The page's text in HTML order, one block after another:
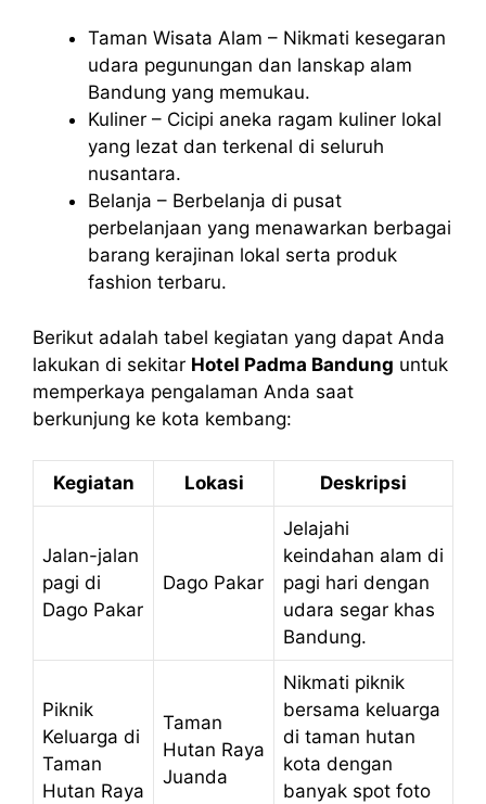
Taman Wisata Alam – Nikmati kesegaran
udara pegunungan dan lanskap alam
Bandung yang memukau.
Kuliner – Cicipi aneka ragam kuliner lokal
yang lezat dan terkenal di seluruh
nusantara.
Belanja – Berbelanja di pusat
perbelanjaan yang menawarkan berbagai
barang kerajinan lokal serta produk
fashion terbaru.
Berikut adalah tabel kegiatan yang dapat Anda
lakukan di sekitar Hotel Padma Bandung untuk
memperkaya pengalaman Anda saat
berkunjung ke kota kembang:
Kegiatan Lokasi Deskripsi
Jalan-jalan
pagi di
Dago Pakar
Dago Pakar
Jelajahi
keindahan alam di
pagi hari dengan
udara segar khas
Bandung.
Piknik
Keluarga di
Taman
Hutan Raya
Taman
Hutan Raya
Juanda
Nikmati piknik
bersama keluarga
di taman hutan
kota dengan
banyak spot foto